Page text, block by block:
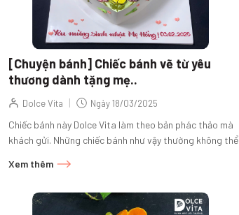
[Chuyện bánh] Chiếc bánh vẽ từ yêu
thương dành tặng mẹ..
Dolce Vita | Ngày18/03/2025
Chiếc bánh này Dolce Vita làm theo bản phác thảo mà
khách gửi. Những chiếc bánh như vậy thường không thể
Xem thêm